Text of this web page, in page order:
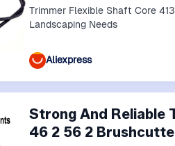
Trimmer Flexible Shaft Core
Landscaping Needs
Aliexpress
Strong And Reliable
46 2 56 2